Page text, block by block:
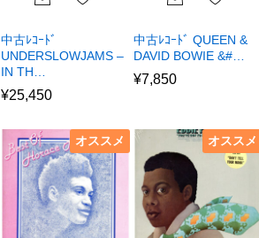
中古ﾚｺｰﾄﾞ
UNDERSLOWJAMS –
IN TH…
¥25,450
中古ﾚｺｰﾄﾞ QUEEN &
DAVID BOWIE &#…
¥7,850
オススメ オススメ